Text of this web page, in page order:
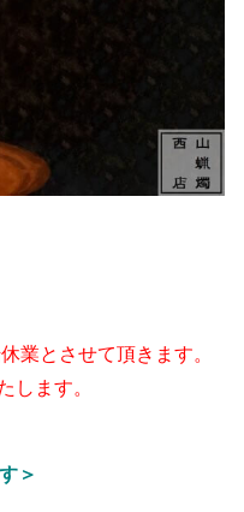
業とさせて頂きます。
します。
＞